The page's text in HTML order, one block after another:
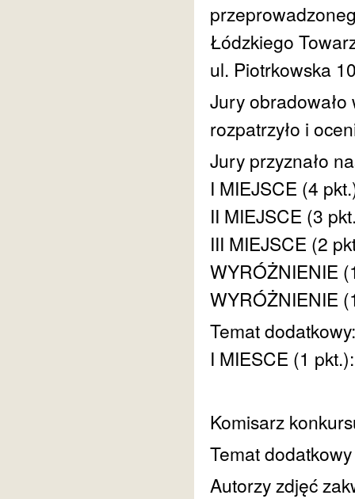
Łódzkiego
ul. Piotrkowska
Jury obradowało
rozpatrzyło i
Jury przyznało
I MIEJSCE (4
II MIEJSCE (3
III MIEJSCE (2
WYRÓŻNIENIE
WYRÓŻNIENIE
Temat
I MIESCE (1
Komisarz
Temat
Autorzy zdjęć